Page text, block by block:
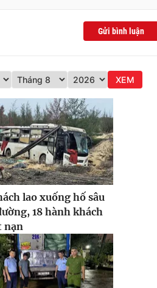
Gửi bình luận
XEM
lao xuống hố sâu
18 hành khách
nạn